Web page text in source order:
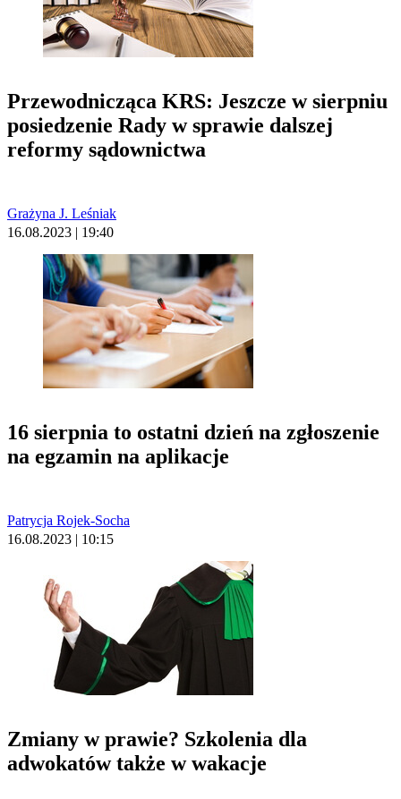
Przewodnicząca KRS: Jeszcze w sierpniu
posiedzenie Rady w sprawie dalszej
reformy sądownictwa
Grażyna J. Leśniak
16.08.2023 | 19:40
16 sierpnia to ostatni dzień na zgłoszenie
na egzamin na aplikacje
Patrycja Rojek-Socha
16.08.2023 | 10:15
Zmiany w prawie? Szkolenia dla
adwokatów także w wakacje